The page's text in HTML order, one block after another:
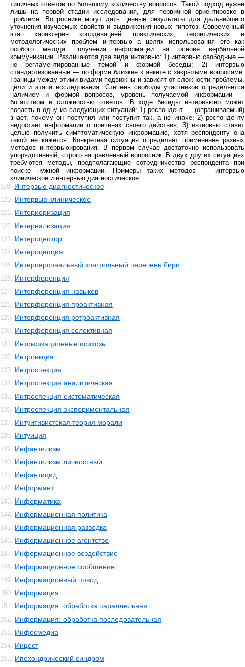
типичных ответов по большому количеству вопросов. Такой подход нужен
лишь на первой стадии исследования, для первичной ориентировке в
проблеме. Вопросники могут дать ценные результаты для дальнейшего
уточнения изучаемых свойств и выдвижения новых гипотез. Современный
этап характерен координацией практических, теоретических и
методологических проблем интервью а целях использования его как
особого метода получения информации на основе вербальной
коммуникации. Различаются два вида интервью: 1) интервью свободные —
не регламентированные темой и формой беседы; 2) интервью
стандартизованные — по форме близкие к анкете с закрытыми вопросами.
Границы между этими видами подвижны и зависят от сложности проблемы,
цели и этапа исследования. Степень свободы участников определяется
наличием и формой вопросов, уровень получаемой информации —
богатством и сложностью ответов. В ходе беседы интервьюер может
попасть в одну из следующих ситуаций: 1) респондент — (опрашиваемый)
знает, почему он поступил или поступит так, а не иначе; 2) респонденту
недостает информации о причинах своего действия; 3) интервью ставит
целью получить симптоматическую информацию, хотя респонденту она
такой не кажется. Конкретная ситуация определяет применение разных
методов интервьюирования. В первом случае достаточно использовать
упорядоченный, строго направленный вопросник. В двух других ситуациях
требуются методы, предполагающие сотрудничество респондента при
поиске нужной информации. Примеры таких методов — интервью
клиническое и интервью диагностическое.
119. Интервью диагностическое
120. Интервью клиническое
121. Интериоризация
122. Интернализация
123. Интероцептор
124. Интероцепция
125. Интерперсональный контрольный перечень Лири
126. Интерференция
127. Интерференция навыков
128. Интерференция проактивная
129. Интерференция ретроактивная
130. Интерференция селективная
131. Интоксикационные психозы
132. Интроекция
133. Интроспекция
134. Интроспекция аналитическая
135. Интроспекция систематическая
136. Интроспекция экспериментальная
137. Интуитивистская теория морали
138. Интуиция
139. Инфантилизм
140. Инфантилизм личностный
141. Инфантицид
142. Информант
143. Информатика
144. Информационная политика
145. Информационная разведка
146. Информационное агентство
147. Информационное воздействие
148. Информационное сообщение
149. Информационный повод
150. Информация
151. Информация: обработка параллельная
152. Информация: обработка последовательная
153. Инфосмедиа
154. Инцест
155. Ипохондрический синдром